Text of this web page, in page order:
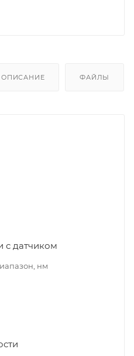
ОПИСАНИЕ ФАЙЛЫ
с датчиком
нм